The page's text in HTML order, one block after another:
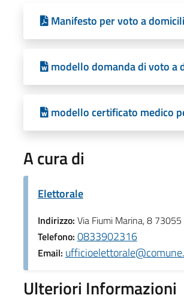
Manifesto per voto a
modello domanda di voto a
modello certificato medico
A cura di
Elettorale
Indirizzo: Via Fiumi Marina, 8 73055
Telefono: 0833902316
Email:
Ulteriori Informazioni